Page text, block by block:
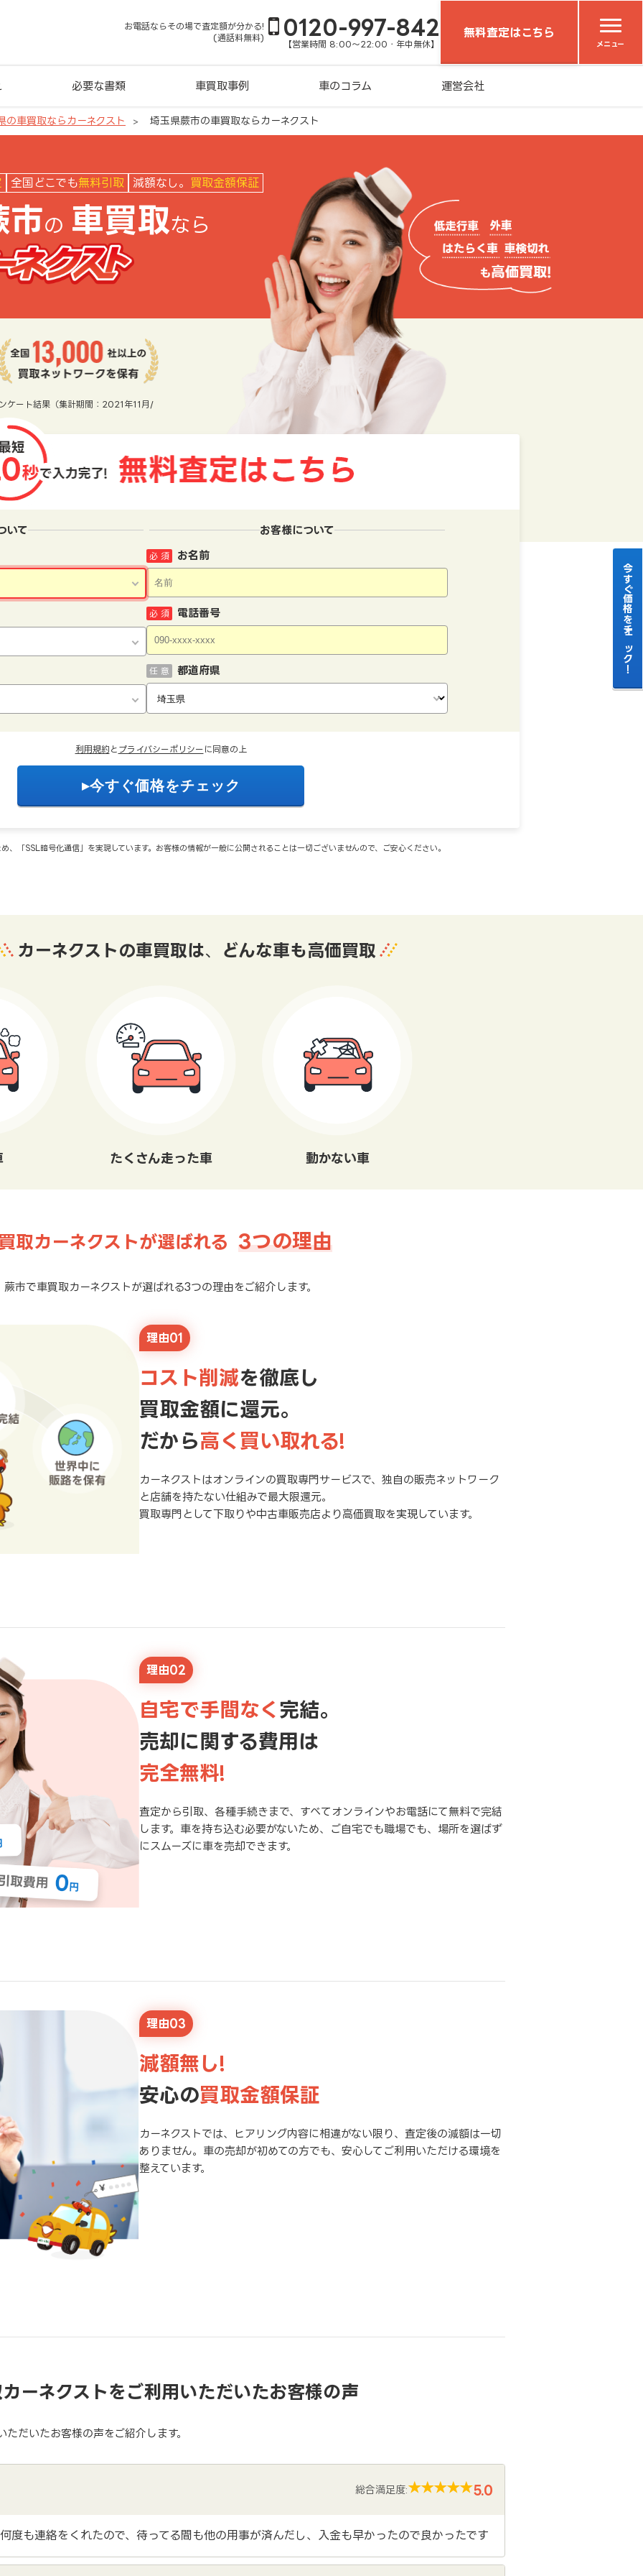
お電話ならその場で査定額が分かる!
(通話料無料)
0120-997-842
【営業時間 8:00～22:00・年中無休】
無料査定はこちら
メニュー
必要な書類 車買取事例 車のコラム 運営会社
の車買取ならカーネクスト 埼玉県蕨市の車買取ならカーネクスト
全国どこでも無料引取 減額なし。 買取金額保証
市の 車買取なら
ケート結果（集計期間：2021年11月/
いて お客様について
お名前
必 須
電話番号
必 須
都道府県
任 意
利用規約 と プライバシーポリシー に同意の上
、「SSL暗号化通信」を実現しています。お客様の情報が一般に公開されることは一切ございませんので、ご安心ください。
カーネクストの車買取は、 どんな車も高価買取
たくさん走った車 動かない車
取カーネクストが選ばれる 3つの理由
蕨市で車買取カーネクストが選ばれる3つの理由をご紹介します。
理由01
コスト削減を徹底し
買取金額に還元。
だから高く買い取れる!
カーネクストはオンラインの買取専門サービスで、独自の販売ネットワーク
と店舗を持たない仕組みで最大限還元。
買取専門として下取りや中古車販売店より高価買取を実現しています。
理由02
自宅で手間なく 完結。
売却に関する費用は
完全無料!
査定から引取、各種手続きまで、すべてオンラインやお電話にて無料で完結
します。車を持ち込む必要がないため、ご自宅でも職場でも、場所を選ばず
にスムーズに車を売却できます。
理由03
減額無し!
安心の買取金額保証
カーネクストでは、ヒアリング内容に相違がない限り、査定後の減額は一切
ありません。車の売却が初めての方でも、安心してご利用いただける環境を
整えています。
ーネクストをご利用いただいたお客様の声
だいたお客様の声をご紹介します。
総合満足度: 5.0
度も連絡をくれたので、待ってる間も他の用事が済んだし、入金も早かったので良かったです
今すぐ価格をチェック！